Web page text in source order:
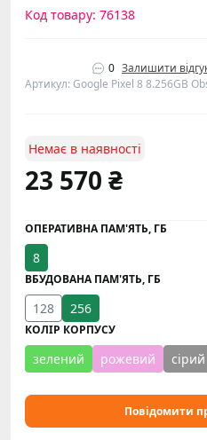
Код товару: 76138
0 Залишити
Артикул: Google Pixel 8 8.256GB
Немає в наявності
23 570 ₴
ОПЕРАТИВНА ПАМ'ЯТЬ, ГБ
8
ВБУДОВАНА ПАМ'ЯТЬ, ГБ
128 256
КОЛІР КОРПУСУ
зелений рожевий сірий
Повідомити